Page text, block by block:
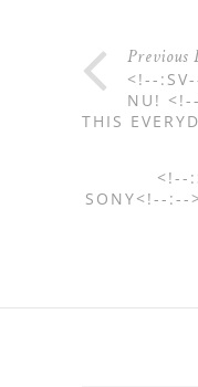
Previous
<!--
NU!
THIS
<!--
SONY<!--:--